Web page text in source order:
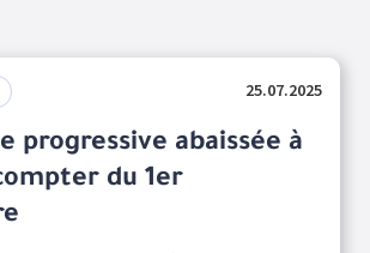
25.07.2025
progressive abaissée à
du 1er